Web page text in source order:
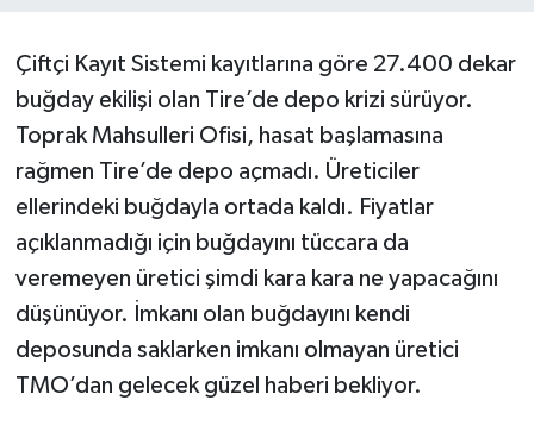
Çiftçi Kayıt Sistemi kayıtlarına göre 27.400 dekar
buğday ekilişi olan Tire’de depo krizi sürüyor.
Toprak Mahsulleri Ofisi, hasat başlamasına
rağmen Tire’de depo açmadı. Üreticiler
ellerindeki buğdayla ortada kaldı. Fiyatlar
açıklanmadığı için buğdayını tüccara da
veremeyen üretici şimdi kara kara ne yapacağını
düşünüyor. İmkanı olan buğdayını kendi
deposunda saklarken imkanı olmayan üretici
TMO’dan gelecek güzel haberi bekliyor.